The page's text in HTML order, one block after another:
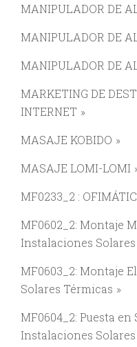
MANIPULADOR DE
MANIPULADOR DE
MANIPULADOR DE
MARKETING DE
INTERNET
MASAJE KOBIDO
MASAJE LOMI-LOMI
MF0233_2 :
MF0602_2: Montaje
Instalaciones
MF0603_2: Montaje
Solares Térmicas
MF0604_2: Puesta
Instalaciones